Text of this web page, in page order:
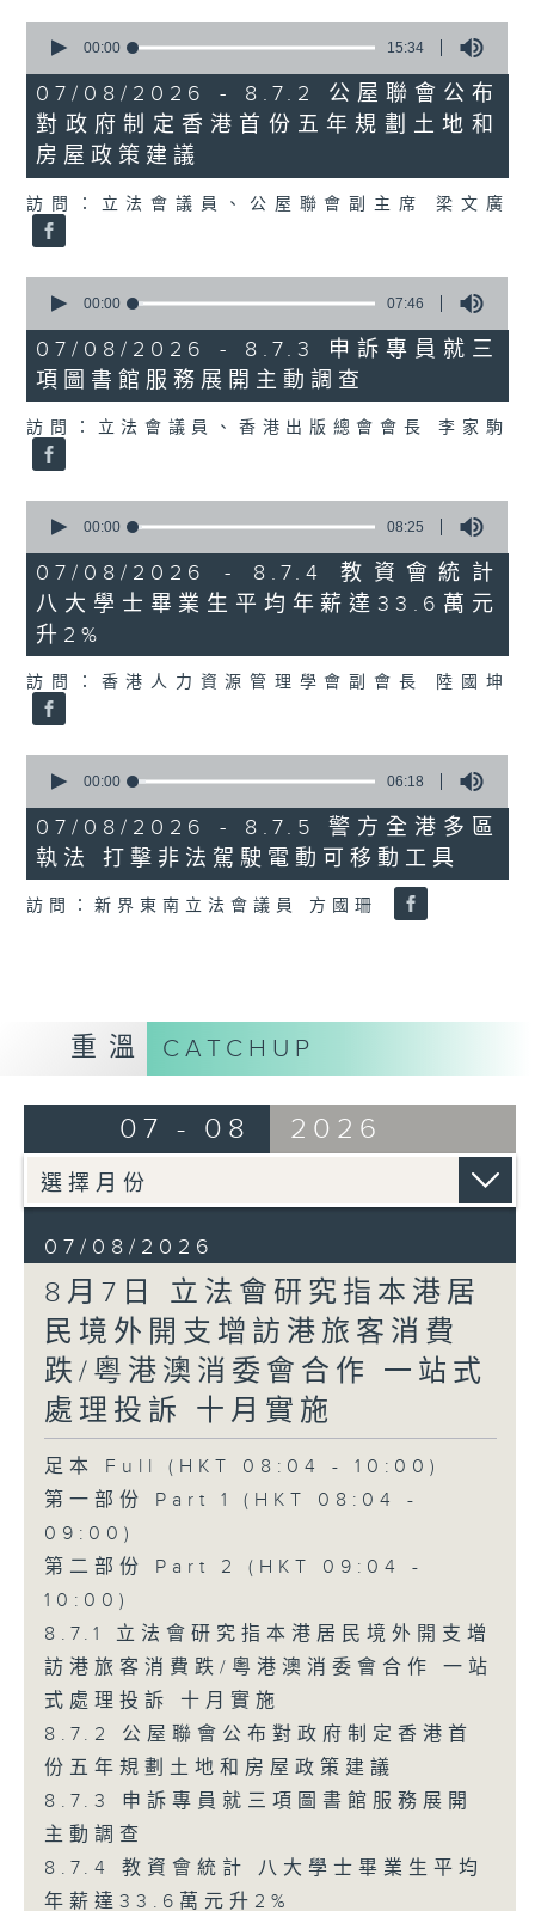
seconds
15
minutes,
34
seconds
00:00 15:34
07/08/2026 - 8.7.2 公屋聯會公布
對政府制定香港首份五年規劃土地和
房屋政策建議
訪問：立法會議員、公屋聯會副主席 梁文廣
seconds
7
minutes,
46
seconds
00:00 07:46
07/08/2026 - 8.7.3 申訴專員就三
項圖書館服務展開主動調查
訪問：立法會議員、香港出版總會會長 李家駒
seconds
8
minutes,
25
seconds
00:00 08:25
07/08/2026 - 8.7.4 教資會統計
八大學士畢業生平均年薪達33.6萬元
升2%
訪問：香港人力資源管理學會副會長 陸國坤
seconds
6
minutes,
18
seconds
00:00 06:18
07/08/2026 - 8.7.5 警方全港多區
執法 打擊非法駕駛電動可移動工具
訪問：新界東南立法會議員 方國珊
重溫 CATCHUP
07 - 08 2026
07/08/2026
8月7日 立法會研究指本港居
民境外開支增訪港旅客消費
跌/粵港澳消委會合作 一站式
處理投訴 十月實施
足本 Full (HKT 08:04 - 10:00)
第一部份 Part 1 (HKT 08:04 -
09:00)
第二部份 Part 2 (HKT 09:04 -
10:00)
8.7.1 立法會研究指本港居民境外開支增
訪港旅客消費跌/粵港澳消委會合作 一站
式處理投訴 十月實施
8.7.2 公屋聯會公布對政府制定香港首
份五年規劃土地和房屋政策建議
8.7.3 申訴專員就三項圖書館服務展開
主動調查
8.7.4 教資會統計 八大學士畢業生平均
年薪達33.6萬元升2%